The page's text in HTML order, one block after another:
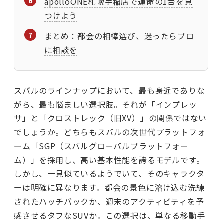
つけよう
まとめ：都会の相棒選び、迷ったらプロ
に相談を
スバルのラインナップにおいて、最も身近でありな
がら、最も悩ましい選択肢。それが「インプレッ
サ」と「クロストレック（旧XV）」の関係ではない
でしょうか。どちらもスバルの次世代プラットフォ
ーム「SGP（スバルグローバルプラットフォー
ム）」を採用し、高い基本性能を誇るモデルです。
しかし、一見似ているようでいて、そのキャラクタ
ーは明確に異なります。都会の景色に溶け込む洗練
されたハッチバックか、週末のアクティビティを予
感させるタフなSUVか。この選択は、単なる移動手